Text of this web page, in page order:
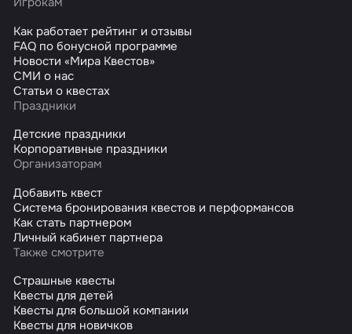
Как работает рейтинг и отзывы
FAQ по бонусной программе
Новости «Мира Квестов»
СМИ о нас
Статьи о квестах
Праздники
Детские праздники
Корпоративные праздники
Организаторам
Добавить квест
Система бронирования квестов и перформансов
Как стать партнером
Личный кабинет партнера
Также смотрите
Страшные квесты
Квесты для детей
Квесты для большой компании
Квесты для новичков